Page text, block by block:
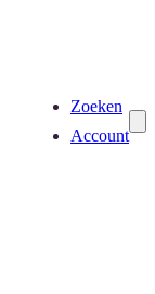
Zoeken
Account